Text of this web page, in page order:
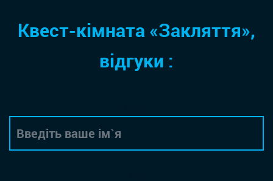
Квест-кімната «Закляття»,
відгуки :